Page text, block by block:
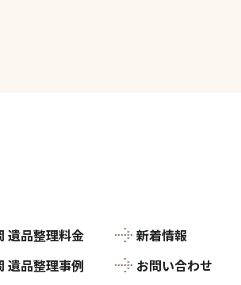
遺品整理料金
遺品整理事例
新着情報
お問い合わせ